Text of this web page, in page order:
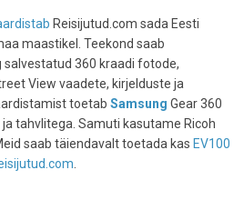
Reisijutud.com sada Eesti
maastikel. Teekond saab
360 kraadi fotode,
View vaadete, kirjelduste ja
toetab Samsung Gear 360
tahvlitega. Samuti kasutame Ricoh
saab täiendavalt toetada kas EV100